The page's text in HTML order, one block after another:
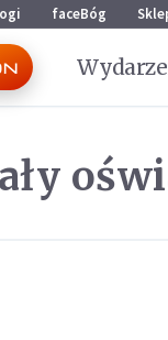
faceBóg